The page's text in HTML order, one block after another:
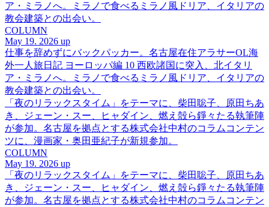
ア・ミラノへ。ミラノで食べるミラノ風ドリア、イタリアの
教会建築との出会い。
COLUMN
May 19. 2026 up
仕事を辞めずにバックパッカー。名古屋在住アラサーOL海
外一人旅日記 ヨーロッパ編 10 西欧諸国に突入、北イタリ
ア・ミラノへ。ミラノで食べるミラノ風ドリア、イタリアの
教会建築との出会い。
「夜のリラックスタイム」をテーマに、柴田聡子、原田ちあ
き、ジェーン・スー、ヒャダイン、燃え殻ら錚々たる執筆陣
が参加。名古屋を拠点とする株式会社中村のコラムコンテン
ツに、漫画家・奥田亜紀子が新規参加。
COLUMN
May 19. 2026 up
「夜のリラックスタイム」をテーマに、柴田聡子、原田ちあ
き、ジェーン・スー、ヒャダイン、燃え殻ら錚々たる執筆陣
が参加。名古屋を拠点とする株式会社中村のコラムコンテン